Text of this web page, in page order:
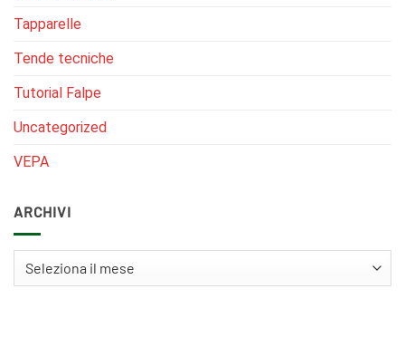
Tapparelle
Tende tecniche
Tutorial Falpe
Uncategorized
VEPA
ARCHIVI